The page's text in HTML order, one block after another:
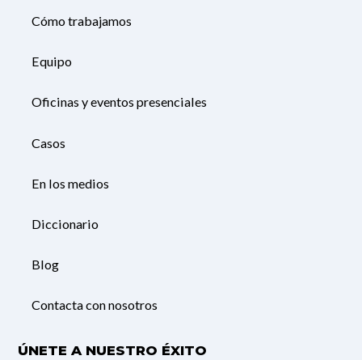
Cómo trabajamos
Equipo
Oficinas y eventos presenciales
Casos
En los medios
Diccionario
Blog
Contacta con nosotros
ÚNETE A NUESTRO ÉXITO